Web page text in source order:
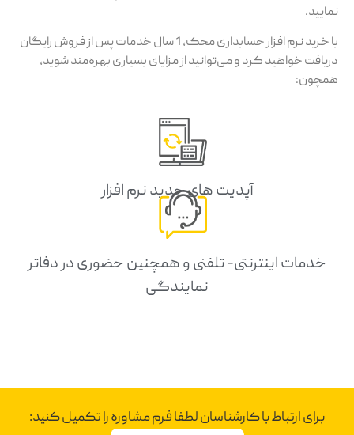
نمایید.
با خرید نرم افزار حسابداری محک، 1 سال خدمات پس از فروش رایگان
دریافت خواهید کرد و می‌توانید از مزایای بسیاری بهره‌مند شوید،
همچون:
آپدیت های جدید نرم افزار
خدمات اینترنتی- تلفنی و همچنین حضوری در دفاتر
نمایندگی
برای ارتباط با کارشناسان لطفا فرم مشاوره را تکمیل کنید: